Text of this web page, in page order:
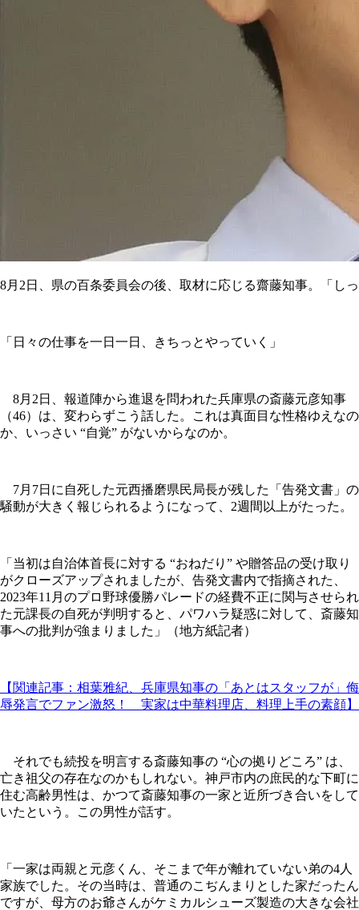
8月2日、県の百条委員会の後、取材に応じる齋藤知事。「し
「日々の仕事を一日一日、きちっとやっていく」
8月2日、報道陣から進退を問われた兵庫県の斎藤元彦知事
（46）は、変わらずこう話した。これは真面目な性格ゆえなの
か、いっさい “自覚” がないからなのか。
7月7日に自死した元西播磨県民局長が残した「告発文書」の
騒動が大きく報じられるようになって、2週間以上がたった。
「当初は自治体首長に対する “おねだり” や贈答品の受け取り
がクローズアップされましたが、告発文書内で指摘された、
2023年11月のプロ野球優勝パレードの経費不正に関与させられ
た元課長の自死が判明すると、パワハラ疑惑に対して、斎藤知
事への批判が強まりました」（地方紙記者）
【関連記事：相葉雅紀、兵庫県知事の「あとはスタッフが」侮
辱発言でファン激怒！ 実家は中華料理店、料理上手の素顔】
それでも続投を明言する斎藤知事の “心の拠りどころ” は、
亡き祖父の存在なのかもしれない。神戸市内の庶民的な下町に
住む高齢男性は、かつて斎藤知事の一家と近所づき合いをして
いたという。この男性が話す。
「一家は両親と元彦くん、そこまで年が離れていない弟の4人
家族でした。その当時は、普通のこぢんまりとした家だったん
ですが、母方のお爺さんがケミカルシューズ製造の大きな会社